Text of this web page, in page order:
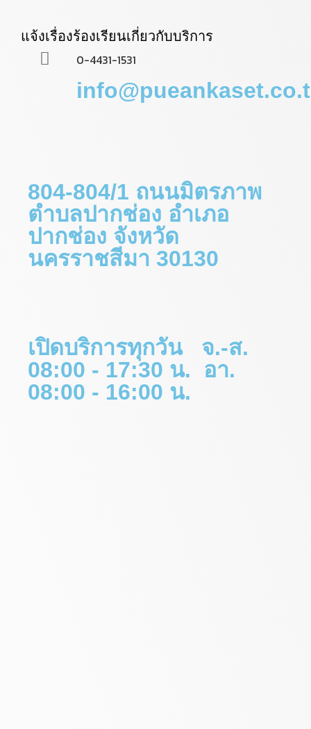
แจ้งเรื่องร้องเรียนเกี่ยวกับบริการ
0-4431-1531
804-804/1 ถนนมิตรภาพ
ตำบลปากช่อง อำเภอ
ปากช่อง จังหวัด
นครราชสีมา 30130
เปิดบริการทุกวัน จ.-ส.
08:00 - 17:30 น. อา.
08:00 - 16:00 น.